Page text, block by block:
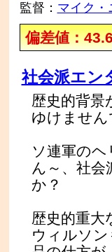
監督： マイク・
偏差値：
社会派エン
歴史的背
ゆけません
ソ連軍の
ん～、社
か？
歴史的重大
ウィルソ